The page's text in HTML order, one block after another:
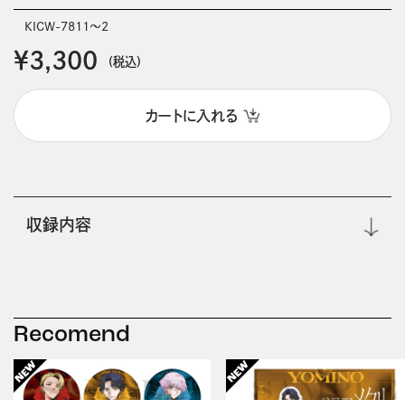
KICW-7811～2
￥3,300 (税込)
カートに入れる
収録内容
Recomend